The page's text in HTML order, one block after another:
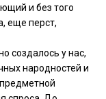
и без того
еще перст,
создалось у нас,
народностей и